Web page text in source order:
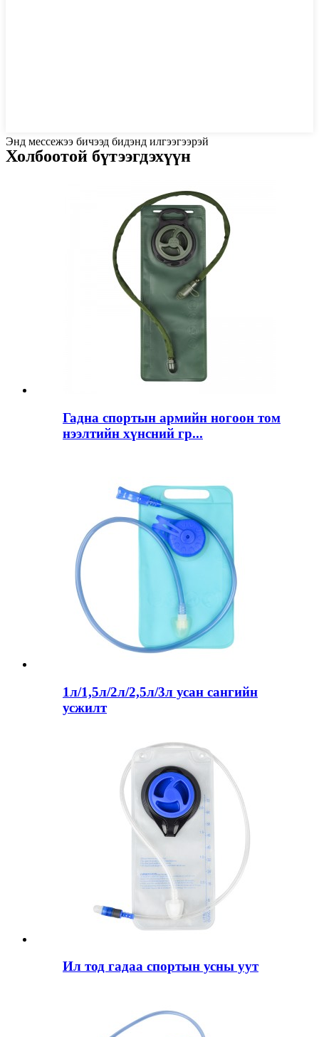
Энд мессежээ бичээд бидэнд илгээгээрэй
Холбоотой бүтээгдэхүүн
Гадна спортын армийн ногоон том
нээлтийн хүнсний гр...
1л/1,5л/2л/2,5л/3л усан сангийн
усжилт
Ил тод гадаа спортын усны уут